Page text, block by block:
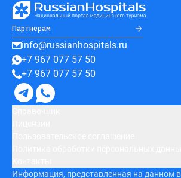
Партнерам
info@russianhospitals.ru
+7 967 077 57 50
+7 967 077 57 50
Информация, представленная на данном